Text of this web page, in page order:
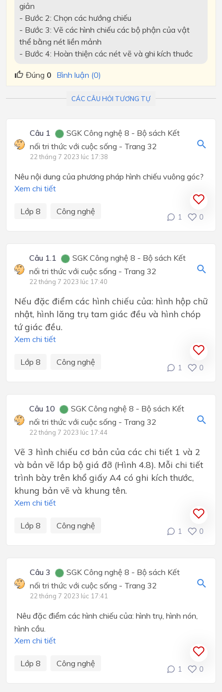
giản
- Bước 2: Chọn các hướng chiếu
- Bước 3: Vẽ các hình chiếu các bộ phận của vật
thể bằng nét liền mảnh
- Bước 4: Hoàn thiện các nét vẽ và ghi kích thuớc
Đúng 0 Bình luận (0)
CÁC CÂU HỎI TƯƠNG TỰ
Câu 1
SGK Công nghệ 8 - Bộ sách Kết
nối tri thức với cuộc sống - Trang 32
22 tháng 7 2023 lúc 17:38
Nêu nội dung của phương pháp hình chiếu vuông góc?
Xem chi tiết
Lớp 8 Công nghệ
1 0
Câu 1.1
SGK Công nghệ 8 - Bộ sách Kết
nối tri thức với cuộc sống - Trang 32
22 tháng 7 2023 lúc 17:40
Nếu đặc điểm các hình chiếu của: hình hộp chữ
nhật, hình lăng trụ tam giác đều và hình chóp
tứ giác đều.
Xem chi tiết
Lớp 8 Công nghệ
1 0
Câu 10
SGK Công nghệ 8 - Bộ sách Kết
nối tri thức với cuộc sống - Trang 32
22 tháng 7 2023 lúc 17:44
Vẽ 3 hình chiếu cơ bản của các chi tiết 1 và 2
và bản vẽ lắp bộ giá đỡ (Hình 4.8). Mỗi chi tiết
trình bày trên khổ giấy A4 có ghi kích thước,
khung bản vẽ và khung tên.
Xem chi tiết
Lớp 8 Công nghệ
1 0
Câu 3
SGK Công nghệ 8 - Bộ sách Kết
nối tri thức với cuộc sống - Trang 32
22 tháng 7 2023 lúc 17:41
Nêu đặc điểm các hình chiếu của: hình trụ, hình nón,
hình cầu.
Xem chi tiết
Lớp 8 Công nghệ
1 0